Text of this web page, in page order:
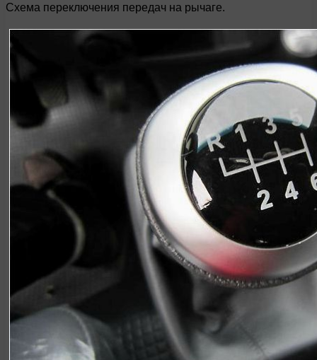
Схема переключения передач на рычаге.